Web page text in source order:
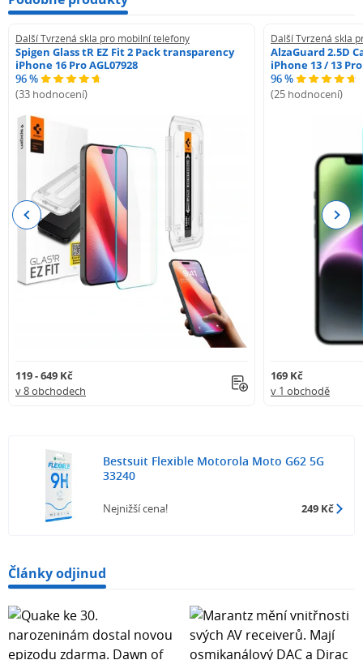
Další Tvrzená skla pro mobilní telefony
Spigen Glass tR EZ Fit 2 Pack transparency
iPhone 16 Pro AGL07928
96 %
(33 hodnocení)
119 - 649 Kč
v 8 obchodech
Další Tvrzená skla
AlzaGuard 2.5D
iPhone 13 / 13 Pro
96 %
(25 hodnocení)
169 Kč
v 1 obchodě
Previous Next
Bestsuit Flexible Motorola Moto G62 5G
33240
Nejnižší cena! 249 Kč
Články odjinud